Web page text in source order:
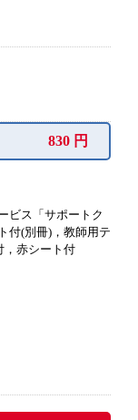
830 円
ビス「サポートク
付(別冊)，教師用テ
，赤シート付